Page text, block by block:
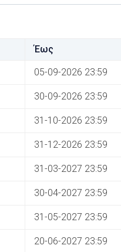
Έως
05-09-2026 23:59
30-09-2026 23:59
31-10-2026 23:59
31-12-2026 23:59
31-03-2027 23:59
30-04-2027 23:59
31-05-2027 23:59
20-06-2027 23:59